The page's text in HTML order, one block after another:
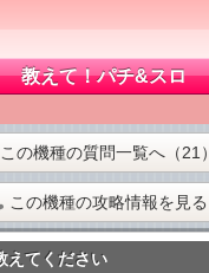
教えて！パチ&スロ
この機種の質問一覧へ（21）
この機種の攻略情報を見る
えてください